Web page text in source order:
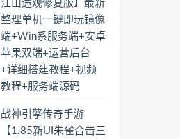
江山途观修复版】最新
整理单机一键即玩镜像
端+Win系服务端+安卓
苹果双端+运营后台
+详细搭建教程+视频
教程+服务端源码
战神引擎传奇手游
【1.85新UI朱雀合击三